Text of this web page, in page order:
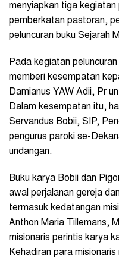
menyiapkan tiga
pemberkatan pastoran,
peluncuran buku Sejarah
Pada kegiatan
memberi kesempatan
Damianus YAW Adii, Pr
Dalam kesempatan itu,
Servandus Bobii, SIP,
pengurus paroki se-
undangan.
Buku karya Bobii dan
awal perjalanan gereja
termasuk kedatangan
Anthon Maria Tillemans,
misionaris perintis karya
Kehadiran para